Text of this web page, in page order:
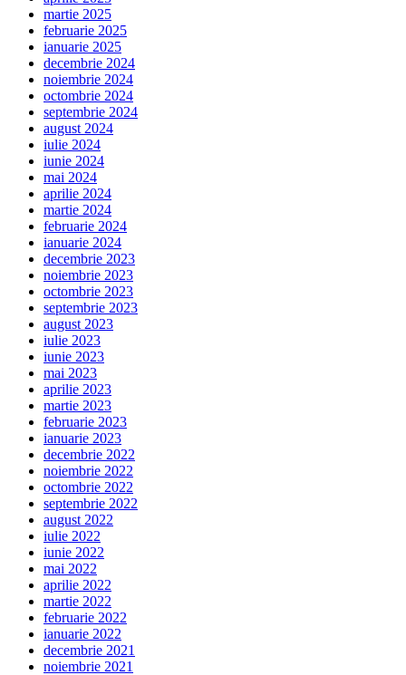
martie 2025
februarie 2025
ianuarie 2025
decembrie 2024
noiembrie 2024
octombrie 2024
septembrie 2024
august 2024
iulie 2024
iunie 2024
mai 2024
aprilie 2024
martie 2024
februarie 2024
ianuarie 2024
decembrie 2023
noiembrie 2023
octombrie 2023
septembrie 2023
august 2023
iulie 2023
iunie 2023
mai 2023
aprilie 2023
martie 2023
februarie 2023
ianuarie 2023
decembrie 2022
noiembrie 2022
octombrie 2022
septembrie 2022
august 2022
iulie 2022
iunie 2022
mai 2022
aprilie 2022
martie 2022
februarie 2022
ianuarie 2022
decembrie 2021
noiembrie 2021